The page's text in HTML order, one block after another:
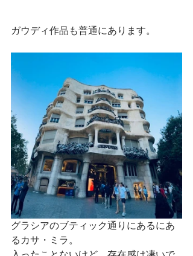
ガウディ作品も普通にあります。
グラシアのブティック通りにあるにあ
るカサ・ミラ。